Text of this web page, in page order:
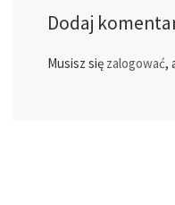
Dodaj
Musisz się zalogować,